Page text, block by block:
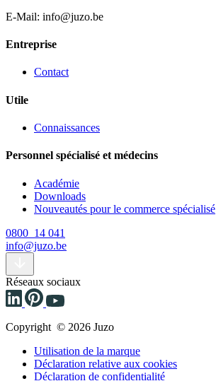
E-Mail: info@juzo.be
Entreprise
Contact
Utile
Connaissances
Personnel spécialisé et médecins
Académie
Downloads
Nouveautés pour le commerce spécialisé
0800 14 041
info@juzo.be
Réseaux sociaux
Copyright © 2026 Juzo
Utilisation de la marque
Déclaration relative aux cookies
Déclaration de confidentialité